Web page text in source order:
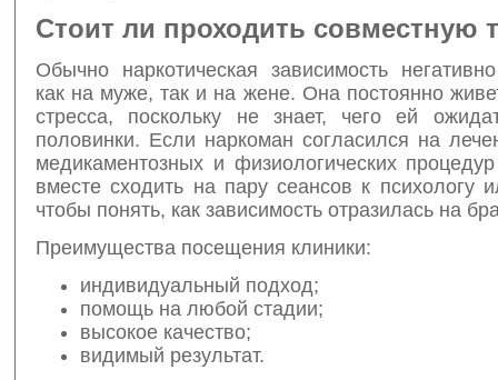
Стоит ли проходить совместную
Обычно наркотическая зависимость
как на муже, так и на жене. Она постоянно
стресса, поскольку не знает, чего ей
половинки. Если наркоман согласился на
медикаментозных и физиологических
вместе сходить на пару сеансов к психологу
чтобы понять, как зависимость отразилась на
Преимущества посещения клиники:
индивидуальный подход;
помощь на любой стадии;
высокое качество;
видимый результат.